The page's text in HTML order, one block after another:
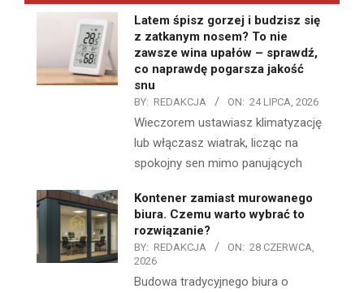
Latem śpisz gorzej i budzisz się
z zatkanym nosem? To nie
zawsze wina upałów – sprawdź,
co naprawdę pogarsza jakość
snu
BY: REDAKCJA ON: 24 LIPCA, 2026
Wieczorem ustawiasz klimatyzację
lub włączasz wiatrak, licząc na
spokojny sen mimo panujących
Kontener zamiast murowanego
biura. Czemu warto wybrać to
rozwiązanie?
BY: REDAKCJA ON: 28 CZERWCA,
2026
Budowa tradycyjnego biura o